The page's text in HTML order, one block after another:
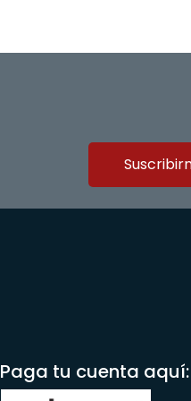
Paga tu cuenta aquí: